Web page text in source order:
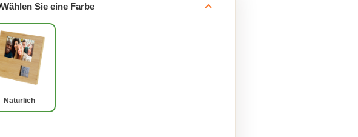
Wählen Sie eine Farbe
Natürlich